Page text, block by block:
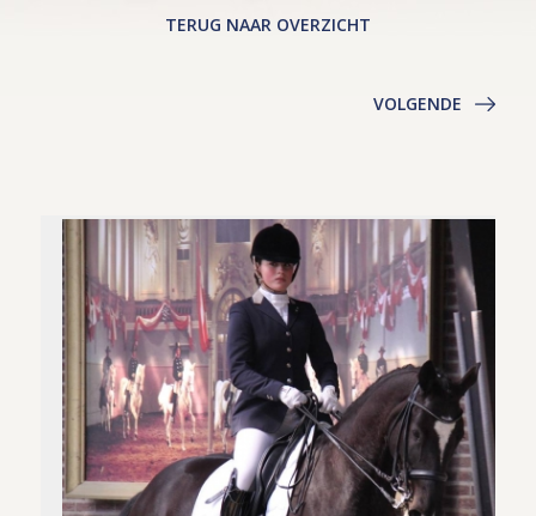
TERUG NAAR OVERZICHT
VOLGENDE